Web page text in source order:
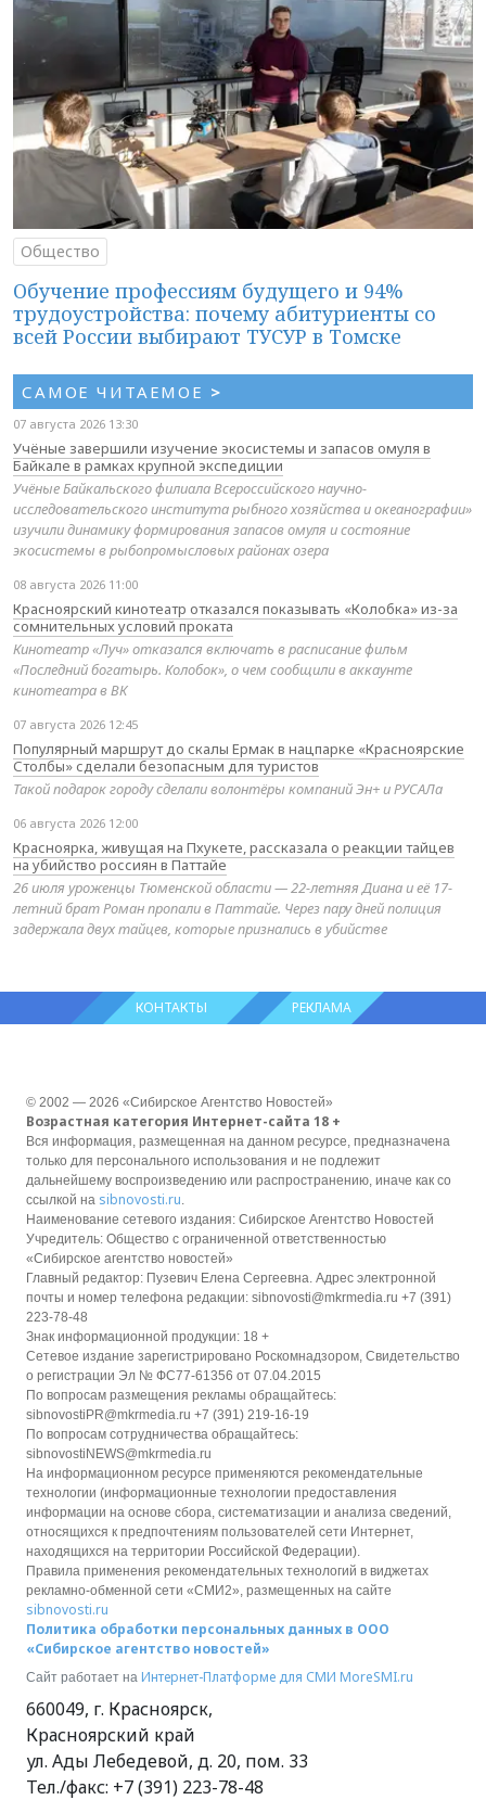
Общество
Обучение профессиям будущего и 94%
трудоустройства: почему абитуриенты со
всей России выбирают ТУСУР в Томске
САМОЕ ЧИТАЕМОЕ >
07 августа 2026 13:30
Учёные завершили изучение экосистемы и запасов омуля в
Байкале в рамках крупной экспедиции
Учёные Байкальского филиала Всероссийского научно-
исследовательского института рыбного хозяйства и океанографии»
изучили динамику формирования запасов омуля и состояние
экосистемы в рыбопромысловых районах озера
08 августа 2026 11:00
Красноярский кинотеатр отказался показывать «Колобка» из-за
сомнительных условий проката
Кинотеатр «Луч» отказался включать в расписание фильм
«Последний богатырь. Колобок», о чем сообщили в аккаунте
кинотеатра в ВК
07 августа 2026 12:45
Популярный маршрут до скалы Ермак в нацпарке «Красноярские
Столбы» сделали безопасным для туристов
Такой подарок городу сделали волонтёры компаний Эн+ и РУСАЛа
06 августа 2026 12:00
Красноярка, живущая на Пхукете, рассказала о реакции тайцев
на убийство россиян в Паттайе
26 июля уроженцы Тюменской области — 22-летняя Диана и её 17-
летний брат Роман пропали в Паттайе. Через пару дней полиция
задержала двух тайцев, которые признались в убийстве
КОНТАКТЫ РЕКЛАМА
© 2002 — 2026 «Сибирское Агентство Новостей»
Возрастная категория Интернет-сайта 18 +
Вся информация, размещенная на данном ресурсе, предназначена
только для персонального использования и не подлежит
дальнейшему воспроизведению или распространению, иначе как со
ссылкой на sibnovosti.ru
Наименование сетевого издания: Сибирское Агентство Новостей
Учредитель: Общество с ограниченной ответственностью
«Сибирское агентство новостей»
Главный редактор: Пузевич Елена Сергеевна. Адрес электронной
почты и номер телефона редакции: sibnovosti@mkrmedia.ru +7 (391)
223-78-48
Знак информационной продукции: 18 +
Сетевое издание зарегистрировано Роскомнадзором, Свидетельство
о регистрации Эл № ФС77-61356 от 07.04.2015
По вопросам размещения рекламы обращайтесь:
sibnovostiPR@mkrmedia.ru +7 (391) 219-16-19
По вопросам сотрудничества обращайтесь:
sibnovostiNEWS@mkrmedia.ru
На информационном ресурсе применяются рекомендательные
технологии (информационные технологии предоставления
информации на основе сбора, систематизации и анализа сведений,
относящихся к предпочтениям пользователей сети Интернет,
находящихся на территории Российской Федерации).
Правила применения рекомендательных технологий в виджетах
рекламно-обменной сети «СМИ2», размещенных на сайте
sibnovosti.ru
Политика обработки персональных данных в ООО
«Сибирское агентство новостей»
Сайт работает на Интернет-Платформе для СМИ MoreSMI.ru
660049, г. Красноярск,
Красноярский край
ул. Ады Лебедевой, д. 20, пом. 33
Тел./факс: +7 (391) 223-78-48